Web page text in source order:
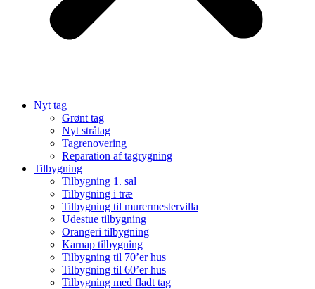
Nyt tag
Grønt tag
Nyt stråtag
Tagrenovering
Reparation af tagrygning
Tilbygning
Tilbygning 1. sal
Tilbygning i træ
Tilbygning til murermestervilla
Udestue tilbygning
Orangeri tilbygning
Karnap tilbygning
Tilbygning til 70’er hus
Tilbygning til 60’er hus
Tilbygning med fladt tag